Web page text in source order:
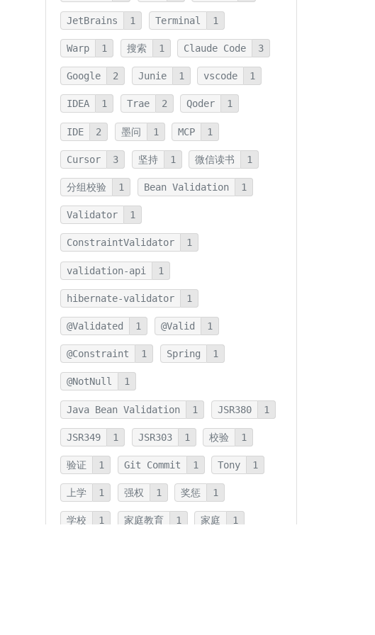
JetBrains 1 Terminal 1
Warp 1 搜索 1 Claude Code 3
Google 2 Junie 1 vscode 1
IDEA 1 Trae 2 Qoder 1
IDE 2 墨问 1 MCP 1
Cursor 3 坚持 1 微信读书 1
分组校验 1 Bean Validation 1
Validator 1
ConstraintValidator 1
validation-api 1
hibernate-validator 1
@Validated 1 @Valid 1
@Constraint 1 Spring 1
@NotNull 1
Java Bean Validation 1 JSR380 1
JSR349 1 JSR303 1 校验 1
验证 1 Git Commit 1 Tony 1
上学 1 强权 1 奖惩 1
学校 1 家庭教育 1 家庭 1